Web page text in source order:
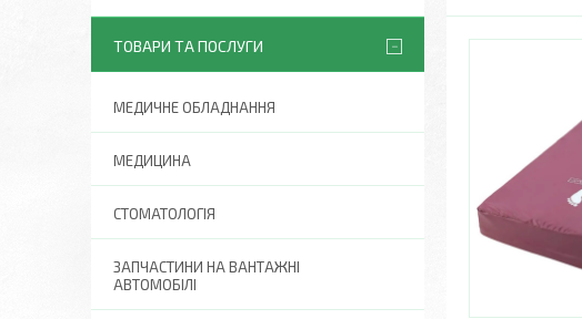
ТОВАРИ ТА ПОСЛУГИ
МЕДИЧНЕ ОБЛАДНАННЯ
МЕДИЦИНА
СТОМАТОЛОГІЯ
ЗАПЧАСТИНИ НА ВАНТАЖНІ
АВТОМОБІЛІ